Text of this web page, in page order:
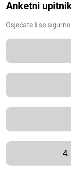
Anketni
Osjećate li se